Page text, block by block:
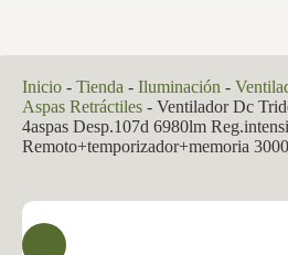
Inicio - Tienda - Iluminación -
Aspas Retráctiles - Ventilador Dc
4aspas Desp.107d 6980lm
Remoto+temporizador+memoria